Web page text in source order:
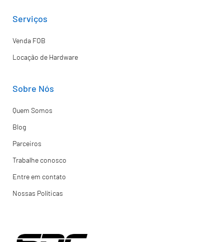
Serviços
Venda FOB
Locação de Hardware
Sobre Nós
Quem Somos
Blog
Parceiros
Trabalhe conosco
Entre em contato
Nossas Políticas